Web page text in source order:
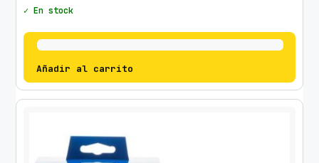
✓ En stock
Añadir al carrito